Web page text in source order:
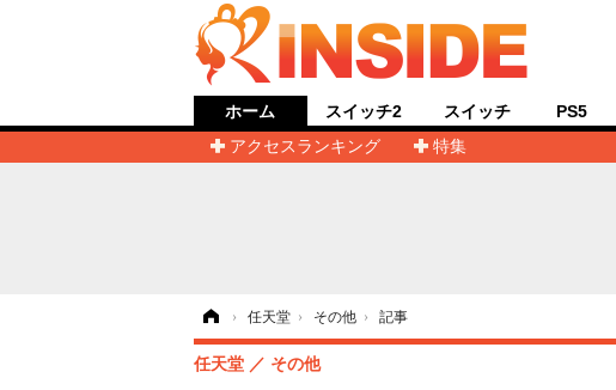
ホーム
アクセスランキング
特集
スイッチ2 スイッチ PS5
› 任天堂 › その他 › 記事
任天堂 その他